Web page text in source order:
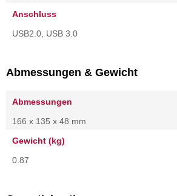
Anschluss
USB2.0, USB 3.0
Abmessungen & Gewicht
Abmessungen
166 x 135 x 48 mm
Gewicht (kg)
0.87